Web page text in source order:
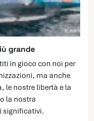
grande
in gioco con noi per
ma anche
le nostre libertà e la
la nostra
significativi.